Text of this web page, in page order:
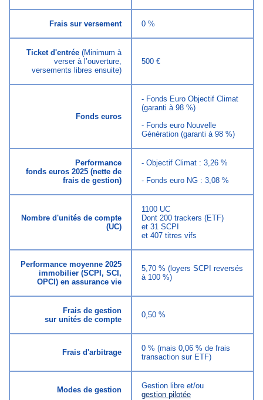
Frais sur versement 0 %
Ticket d'entrée(Minimum à
verser à l’ouverture,
versements libres ensuite)
500 €
Fonds euros
- Fonds Euro Objectif Climat
(garanti à 98 %)
- Fonds euro Nouvelle
Génération (garanti à 98 %)
Performance
fonds euros 2025 (nette de
frais de gestion)
- Objectif Climat : 3,26 %
- Fonds euro NG : 3,08 %
Nombre d'unités de compte
(UC)
1100 UC
Dont 200 trackers (ETF)
et 31 SCPI
et 407 titres vifs
Performance moyenne 2025
immobilier (SCPI, SCI,
OPCI) en assurance vie
5,70 % (loyers SCPI reversés
à 100 %)
Frais de gestion
sur unités de compte
0,50 %
Frais d'arbitrage
0 % (mais 0,06 % de frais
transaction sur ETF)
Modes de gestion
Gestion libre et/ou
gestion pilotée